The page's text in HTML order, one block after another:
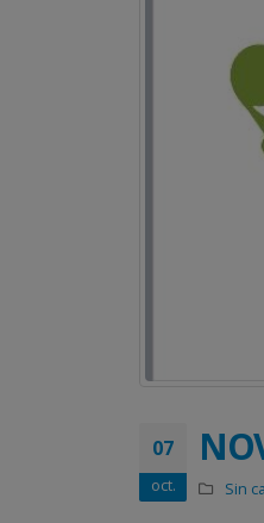
07
oct. Sin